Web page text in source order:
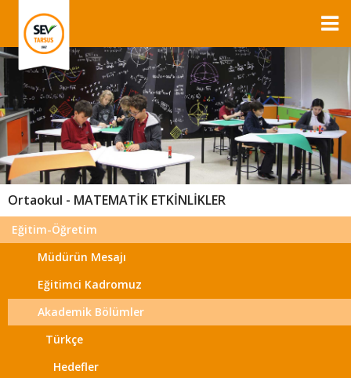
Ortaokul - MATEMATİK ETKİNLİKLER
Eğitim-Öğretim
Müdürün Mesajı
Eğitimci Kadromuz
Akademik Bölümler
Türkçe
Hedefler